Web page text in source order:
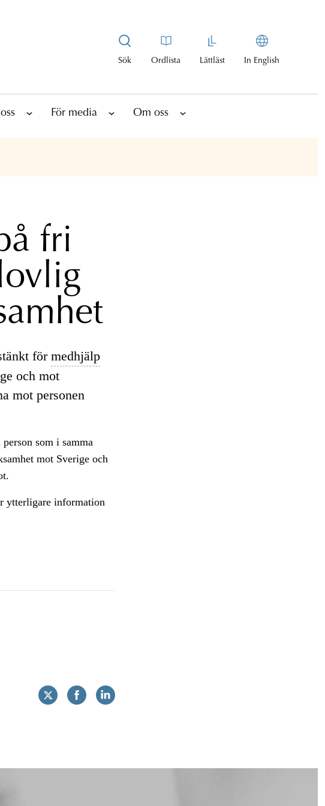
Sök Ordlista Lättläst In English
För media Om oss
fri
för medhjälp
och mot
mot personen
som i samma
mot Sverige och
ytterligare information